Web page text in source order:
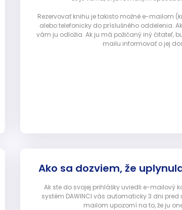
Rezervovať knihu je takisto možné e-mailom
alebo telefonicky do príslušného oddelenia.
vám ju odložia. Ak ju má požičaný iný čitateľ,
mailu informovať o jej
Ako sa dozviem, že
Ak ste do svojej prihlášky uviedli e-mailový
systém DAWINCI vás automaticky 3 dni
mailom upozorní na to, že ju